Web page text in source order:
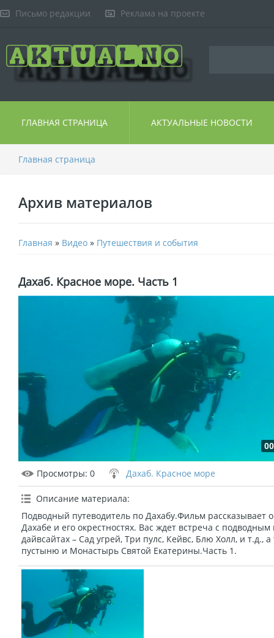
Письмо редакции Реклама на проекте
ГЛАВНАЯ СТРАНИЦА АКТУАЛЬНЫЕ НОВОСТИ
Главная страница
Архив материалов
Главная » Видео » Путешествия и события
Дахаб. Красное море. Часть 1
Просмотры: 0 Дахаб. Красное море
Описание материала:
Подводный путеводитель по Дахабу.Фильм рассказывает
Дахабе и его окрестностях. Вас ждет встреча с
дайвсайтах – Сад угрей, Три пулс, Кейвс, Блю Холл, и т.д.,
пустыню и Монастырь Святой Екатерины.Часть 1.